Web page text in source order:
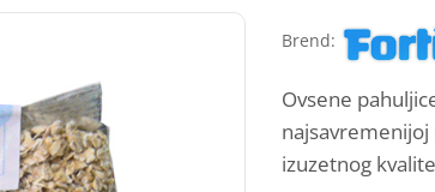
Brend:
Ovsene
izuzetnog